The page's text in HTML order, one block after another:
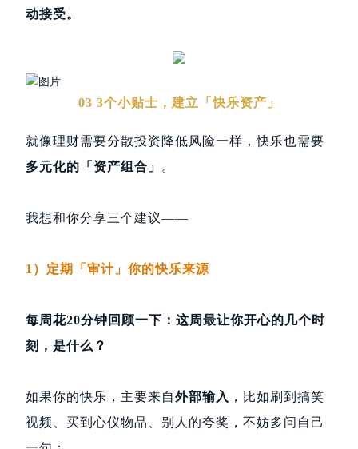
动接受。
03 3个小贴士，建立「快乐资产」
就像理财需要分散投资降低风险一样，快乐也需要
多元化的「资产组合」
。
我想和你分享三个建议——
1）定期「审计」你的快乐来源
每周花20分钟回顾一下：这周最让你开心的几个时
刻，是什么？
如果你的快乐，主要来自外部输入 ，比如刷到搞笑
视频、买到心仪物品、别人的夸奖，不妨多问自己